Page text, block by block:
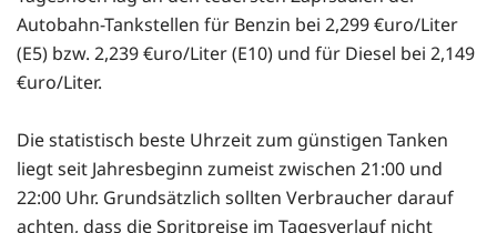
Autobahn-Tankstellen für Benzin bei 2,299 €uro/Liter
(E5) bzw. 2,239 €uro/Liter (E10) und für Diesel bei 2,149
€uro/Liter.
Die statistisch beste Uhrzeit zum günstigen Tanken
liegt seit Jahresbeginn zumeist zwischen 21:00 und
22:00 Uhr. Grundsätzlich sollten Verbraucher darauf
achten, dass die Spritpreise im Tagesverlauf nicht